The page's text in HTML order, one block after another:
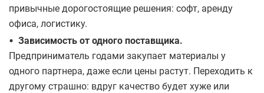
привычные дорогостоящие решения: софт, аренду
офиса, логистику.
• Зависимость от одного поставщика.
Предприниматель годами закупает материалы у
одного партнера, даже если цены растут. Переходить к
другому страшно: вдруг качество будет хуже или